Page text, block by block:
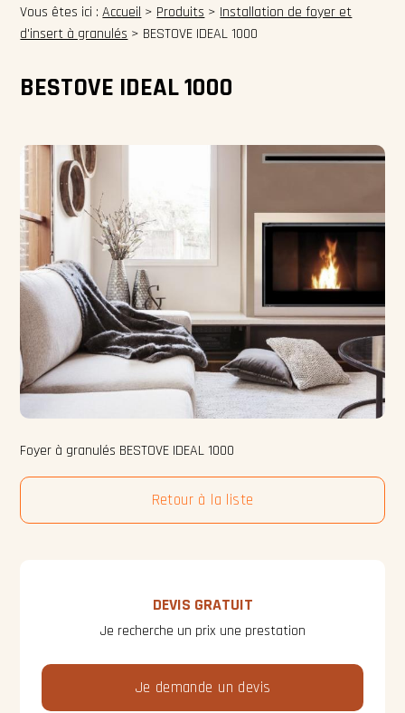
Vous êtes ici :Accueil > Produits > Installation de foyer et
d'insert à granulés > BESTOVE IDEAL 1000
BESTOVE IDEAL 1000
Foyer à granulés BESTOVE IDEAL 1000
Retour à la liste
DEVIS GRATUIT
Je recherche un prix une prestation
Je demande un devis